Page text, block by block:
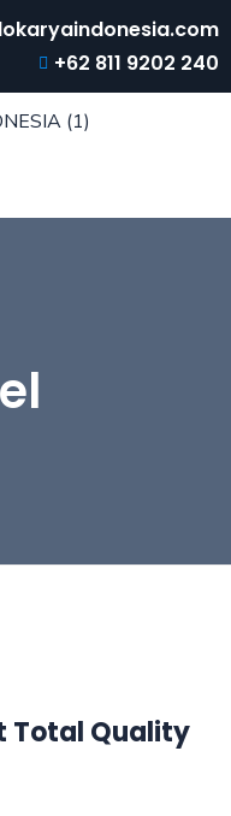
+62 811 9202 240
Total Quality